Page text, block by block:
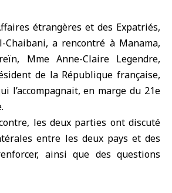
étrangères et des Expatriés,
Chaibani, a rencontré à Manama,
Mme Anne-Claire Legendre,
de la République française,
l’accompagnait, en marge du 21e
les deux parties ont discuté
entre les deux pays et des
ainsi que des questions